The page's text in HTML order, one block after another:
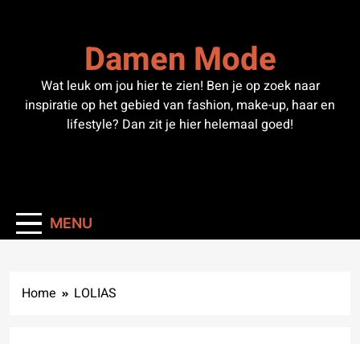
Damen Mode
Wat leuk om jou hier te zien! Ben je op zoek naar
inspiratie op het gebied van fashion, make-up, haar en
lifestyle? Dan zit je hier helemaal goed!
MENU
Home LOLIAS